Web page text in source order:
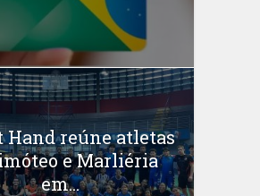
Hand reúne atletas
e Marliéria
em...